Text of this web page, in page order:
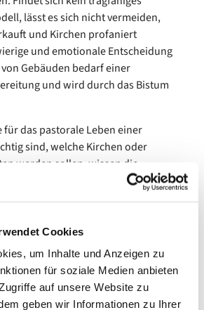
Cookies
um Inhalte und Anzeigen zu
für soziale Medien anbieten
auf unsere Website zu
geben wir Informationen zu Ihrer
lässt es sich nicht vermeiden,
und Kirchen profaniert
und emotionale Entscheidung
Gebäuden bedarf einer
und wird durch das Bistum
für das pastorale Leben einer
sind, welche Kirchen oder
werden sollen, wissen die
am besten“, so Domkapitular Renze.
Entwürfe in den jeweiligen
Dabei spielen die pastorale
der Bausubstanz und die
Betrieb und Unterhalt eine Rolle.
über das Immobilienkonzept der
der Gremien vor Ort und